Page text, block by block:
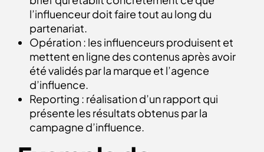
l’influenceur doit faire tout au long du
partenariat.
Opération : les influenceurs produisent et
mettent en ligne des contenus après avoir
été validés par la marque et l’agence
d’influence.
Reporting : réalisation d’un rapport qui
présente les résultats obtenus par la
campagne d’influence.